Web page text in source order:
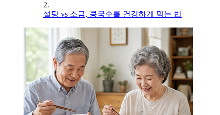
2.
설탕 vs 소금, 콩국수를 건강하게 먹는 법